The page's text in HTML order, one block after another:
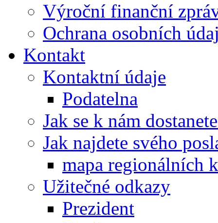
Výroční finanční
Ochrana osobních
Kontakt
Kontaktní údaje
Podatelna
Jak se k nám
Jak najdete svého
mapa regionálních
Užitečné odkazy
Prezident